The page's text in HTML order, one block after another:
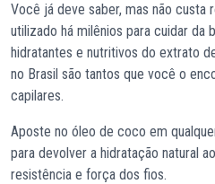
Você já deve saber, mas não custa
utilizado há milênios para cuidar da
hidratantes e nutritivos do extrato
no Brasil são tantos que você o
capilares.
Aposte no óleo de coco em
para devolver a hidratação natural
resistência e força dos fios.